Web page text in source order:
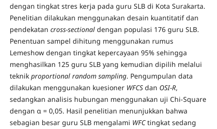
dengan tingkat stres kerja pada guru SLB di Kota Surakarta.
Penelitian dilakukan menggunakan desain kuantitatif dan
pendekatan cross-sectionaldengan populasi 176 guru SLB.
Penentuan sampel dihitung menggunakan rumus
Lemeshow dengan tingkat kepercayaan 95% sehingga
menghasilkan 125 guru SLB yang kemudian dipilih melalui
teknik proportional random sampling. Pengumpulan data
dilakukan menggunakan kuesioner WFCSdan OSI-R,
sedangkan analisis hubungan menggunakan uji Chi-Square
dengan α = 0,05. Hasil penelitian menunjukkan bahwa
sebagian besar guru SLB mengalami WFCtingkat sedang